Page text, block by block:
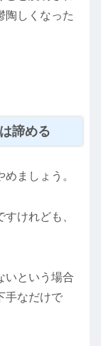
陶しくなった
諦める
ましょう。
けれども、
いという場合
手なだけで